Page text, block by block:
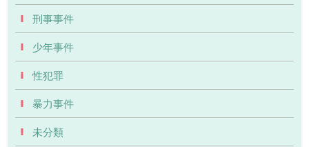
刑事事件
少年事件
性犯罪
暴力事件
未分類